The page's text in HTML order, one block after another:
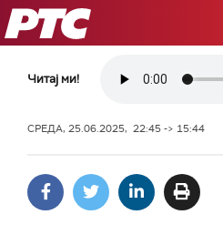
РТС
Читај ми!
СРЕДА, 25.06.2025, 22:45 -> 15:44